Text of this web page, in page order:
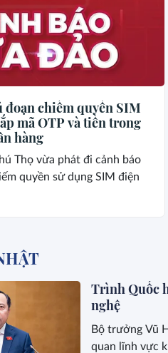
đoạn chiếm quyền SIM
mã OTP và tiền trong
hàng
Thọ vừa phát đi cảnh báo
quyền sử dụng SIM điện
Trình Quốc
nghệ
Bộ trưởng Vũ
quan lĩnh vực